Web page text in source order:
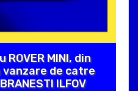
MINI, din
vanzare de catre
ILFOV